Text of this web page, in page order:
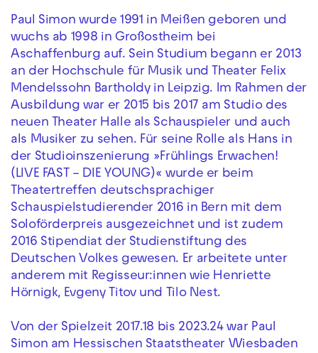
Paul Simon wurde 1991 in Meißen geboren und
wuchs ab 1998 in Großostheim bei
Aschaffenburg auf. Sein Studium begann er 2013
an der Hochschule für Musik und Theater Felix
Mendelssohn Bartholdy in Leipzig. Im Rahmen der
Ausbildung war er 2015 bis 2017 am Studio des
neuen Theater Halle als Schauspieler und auch
als Musiker zu sehen. Für seine Rolle als Hans in
der Studioinszenierung »Frühlings Erwachen!
(LIVE FAST – DIE YOUNG)« wurde er beim
Theatertreffen deutschsprachiger
Schauspielstudierender 2016 in Bern mit dem
Soloförderpreis ausgezeichnet und ist zudem
2016 Stipendiat der Studienstiftung des
Deutschen Volkes gewesen. Er arbeitete unter
anderem mit Regisseur:innen wie Henriette
Hörnigk, Evgeny Titov und Tilo Nest.
Von der Spielzeit 2017.18 bis 2023.24 war Paul
Simon am Hessischen Staatstheater Wiesbaden